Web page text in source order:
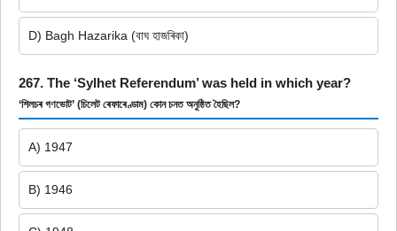
D) Bagh Hazarika (বাঘ হাজৰিকা)
267. The ‘Sylhet Referendum’ was held in which year?
‘শিলচৰ গণভোট’ (চিলেট ৰেফাৰেণ্ডাম) কোন চনত অনুষ্ঠিত হৈছিল?
A) 1947
B) 1946